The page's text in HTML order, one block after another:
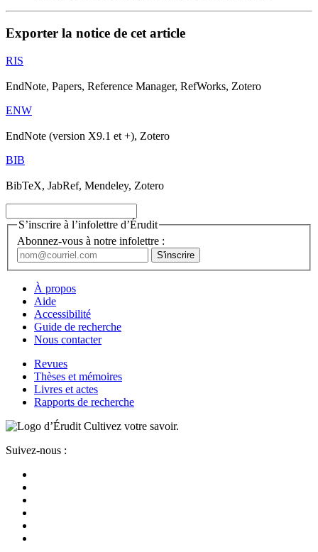
Exporter la notice de cet article
RIS
EndNote, Papers, Reference Manager, RefWorks, Zotero
ENW
EndNote (version X9.1 et +), Zotero
BIB
BibTeX, JabRef, Mendeley, Zotero
S’inscrire à l’infolettre d’Érudit
Abonnez-vous à notre infolettre :
À propos
Aide
Accessibilité
Guide de recherche
Nous contacter
Revues
Thèses et mémoires
Livres et actes
Rapports de recherche
Cultivez votre savoir.
Suivez-nous :